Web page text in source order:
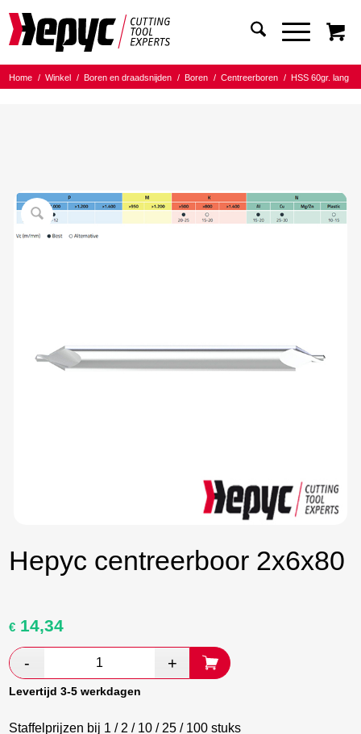
Home / Winkel / Boren en draadsnijden / Boren / Centreerboren / HSS 60gr. lang
Hepyc centreerboor 2x6x80
Oorspronkelijke
prijs
was:
€ 23,90.
€ 14,34Huidige
prijs
€ 13,86.
Levertijd 3-5 werkdagen
Staffelprijzen bij 1 / 2 / 10 / 25 / 100 stuks